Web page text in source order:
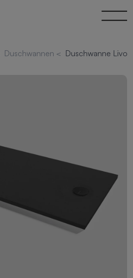
Duschwannen < Duschwanne Livo